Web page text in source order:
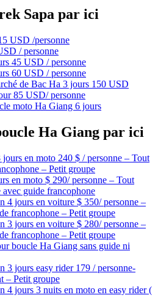
Sapa par ici
USD /personne
/ personne
45 USD / personne
60 USD / personne
de Bac Ha 3 jours 150 USD
85 USD/ personne
moto Ha Giang 6 jours
Ha Giang par ici
en moto 240 $ / personne – Tout
– Petit groupe
en moto $ 290/ personne – Tout
guide francophone
4 jours en voiture $ 350/ personne –
francophone – Petit groupe
3 jours en voiture $ 280/ personne –
francophone – Petit groupe
boucle Ha Giang sans guide ni
3 jours easy rider 179 / personne-
– Petit groupe
4 jours 3 nuits en moto en easy rider (